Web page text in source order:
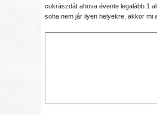
cukrászdát ahova évente legalább 1
soha nem jár ilyen helyekre, akkor mi